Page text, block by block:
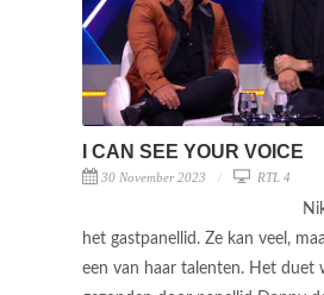
I CAN SEE YOUR VOICE
30 November 2023 RTL 4
het gastpanellid. Ze kan veel,
een van haar talenten. Het duet